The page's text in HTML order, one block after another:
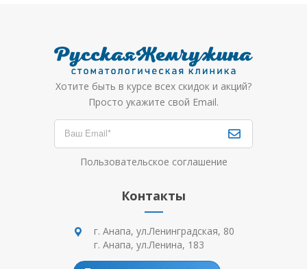
Хотите быть в курсе всех скидок и акций?
Просто укажите свой Email.
Пользовательское соглашение
Контакты
г. Анапа, ул.Ленинградская, 80
г. Анапа, ул.Ленина, 183